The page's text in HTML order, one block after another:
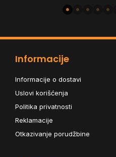
Informacije
Informacije o dostavi
Uslovi korišćenja
Politika privatnosti
Reklamacije
Otkazivanje porudžbine